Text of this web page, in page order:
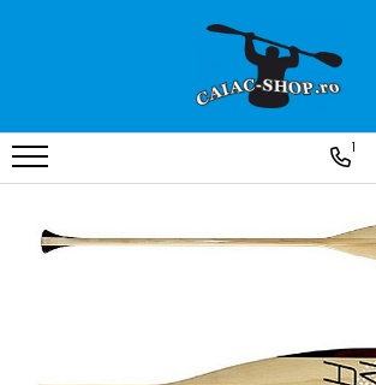
Caiace
Caiace tandem
Caiace de tură și de mare
1